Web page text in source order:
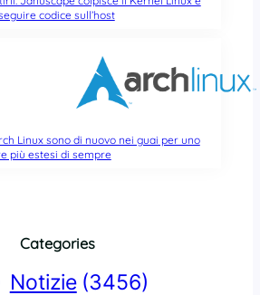
codice sull’host
Linux sono di nuovo nei guai per uno
più estesi di sempre
Categories
Notizie (3456)